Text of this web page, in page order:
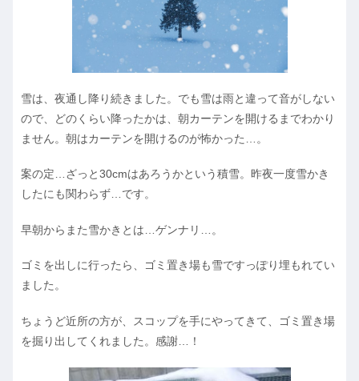
雪は、夜通し降り続きました。でも雪は雨と違って音がしない
ので、どのくらい降ったかは、朝カーテンを開けるまでわかり
ません。朝はカーテンを開けるのが怖かった…。
案の定…ざっと30cmはあろうかという積雪。昨夜一度雪かき
したにも関わらず…です。
早朝からまた雪かきとは…ゲンナリ…。
ゴミを出しに行ったら、ゴミ置き場も雪ですっぽり埋もれてい
ました。
ちょうど近所の方が、スコップを手にやってきて、ゴミ置き場
を掘り出してくれました。感謝…！